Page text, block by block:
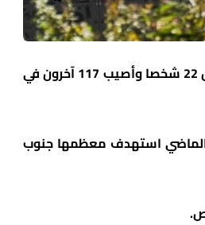
وكانت حصيلة الضحايا أعلى بصورة ملحوظة مقارنة بالأيام السابقة، حيث قتل 22 شخصا وأصيب 117 آخرون في
خلال اليوم الماضي استهدف معظمها جنوب